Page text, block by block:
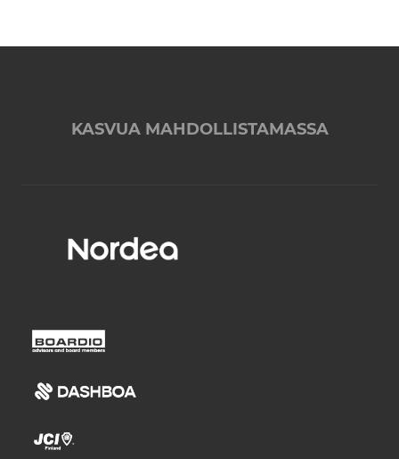
KASVUA MAHDOLLISTAMASSA